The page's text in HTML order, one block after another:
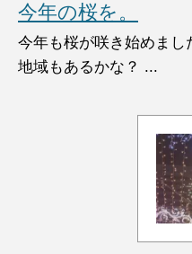
今年の桜を。
今年も桜が咲き始めまし
地域もあるかな？ ...